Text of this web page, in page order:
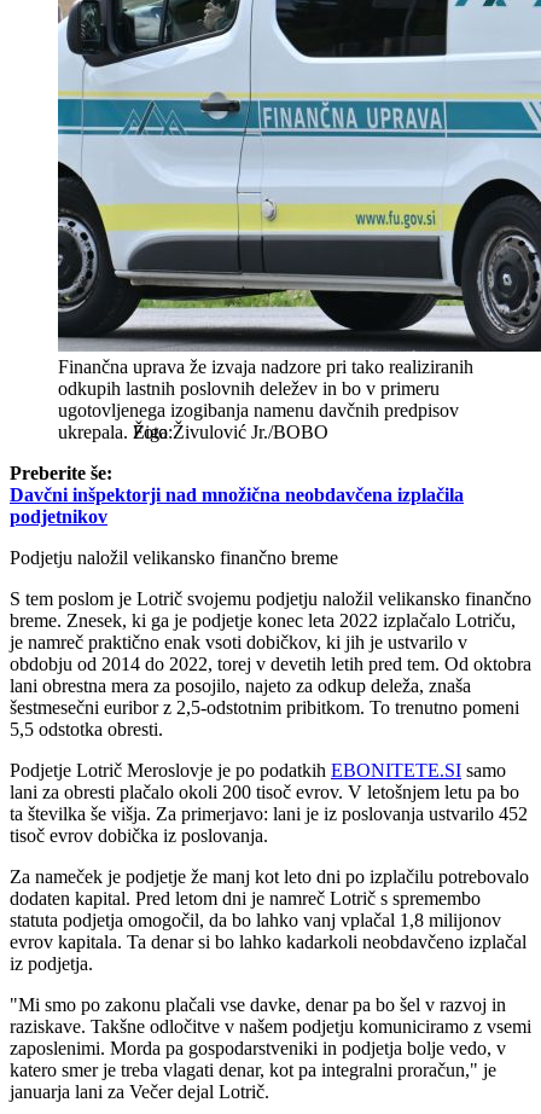
Finančna uprava že izvaja nadzore pri tako realiziranih
odkupih lastnih poslovnih deležev in bo v primeru
ugotovljenega izogibanja namenu davčnih predpisov
ukrepala. Žiga Živulović Jr./BOBO
Preberite še:
Davčni inšpektorji nad množična neobdavčena izplačila
podjetnikov
Podjetju naložil velikansko finančno breme
S tem poslom je Lotrič svojemu podjetju naložil velikansko finančno
breme. Znesek, ki ga je podjetje konec leta 2022 izplačalo Lotriču,
je namreč praktično enak vsoti dobičkov, ki jih je ustvarilo v
obdobju od 2014 do 2022, torej v devetih letih pred tem. Od oktobra
lani obrestna mera za posojilo, najeto za odkup deleža, znaša
šestmesečni euribor z 2,5-odstotnim pribitkom. To trenutno pomeni
5,5 odstotka obresti.
Podjetje Lotrič Meroslovje je po podatkih EBONITETE.SI samo
lani za obresti plačalo okoli 200 tisoč evrov. V letošnjem letu pa bo
ta številka še višja. Za primerjavo: lani je iz poslovanja ustvarilo 452
tisoč evrov dobička iz poslovanja.
Za nameček je podjetje že manj kot leto dni po izplačilu potrebovalo
dodaten kapital. Pred letom dni je namreč Lotrič s spremembo
statuta podjetja omogočil, da bo lahko vanj vplačal 1,8 milijonov
evrov kapitala. Ta denar si bo lahko kadarkoli neobdavčeno izplačal
iz podjetja.
"Mi smo po zakonu plačali vse davke, denar pa bo šel v razvoj in
raziskave. Takšne odločitve v našem podjetju komuniciramo z vsemi
zaposlenimi. Morda pa gospodarstveniki in podjetja bolje vedo, v
katero smer je treba vlagati denar, kot pa integralni proračun," je
januarja lani za Večer dejal Lotrič.